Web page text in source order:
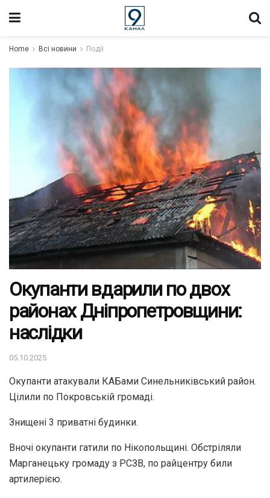
Home Всі новини Події
Окупанти вдарили по двох
районах Дніпропетровщини:
наслідки
05.10.2025
Окупанти атакували КАБами Синельниківський район.
Цілили по Покровській громаді.
Знищені 3 приватні будинки.
Вночі окупанти гатили по Нікопольщині. Обстріляли
Марганецьку громаду з РСЗВ, по райцентру били
артилерією.